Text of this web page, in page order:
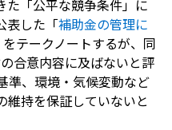
た「公平な競争条件」に
表した「補助金の管理に
テークノートするが、同
合意内容に及ばないと評
準、環境・気候変動など
維持を保証していないと